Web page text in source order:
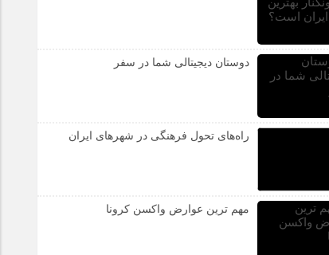
دوستان دیجیتالی شما در سفر
راه‌های تحول فرهنگی در شهرهای ایران
مهم ترین عوارض واکسن کرونا